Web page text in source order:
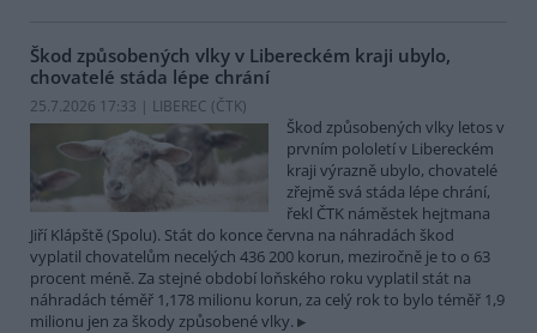
Škod způsobených vlky v Libereckém kraji ubylo,
chovatelé stáda lépe chrání
25.7.2026 17:33 | LIBEREC (ČTK)
Škod způsobených vlky letos v
prvním pololetí v Libereckém
kraji výrazně ubylo, chovatelé
zřejmě svá stáda lépe chrání,
řekl ČTK náměstek hejtmana
Jiří Klápště (Spolu). Stát do konce června na náhradách škod
vyplatil chovatelům necelých 436 200 korun, meziročně je to o 63
procent méně. Za stejné období loňského roku vyplatil stát na
náhradách téměř 1,178 milionu korun, za celý rok to bylo téměř 1,9
milionu jen za škody způsobené vlky.